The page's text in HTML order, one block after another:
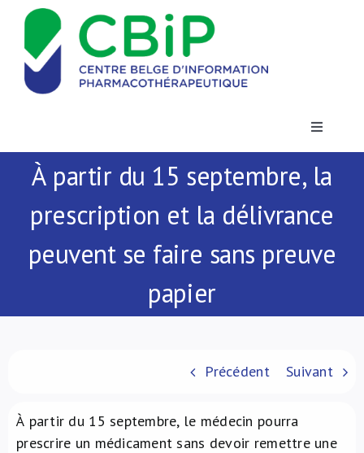
Passer
contenu
Toggle
Actualités
Publications
NL
À partir du 15 septembre, la
prescription et la délivrance
peuvent se faire sans preuve
papier
Précédent Suivant
À partir du 15 septembre, le médecin pourra
prescrire un médicament sans devoir remettre une